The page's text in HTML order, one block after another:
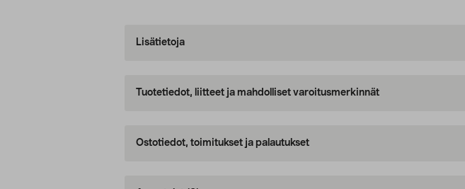
Lisätietoja
Tuotetiedot, liitteet ja mahdolliset varoitusmerkinnät
Ostotiedot, toimitukset ja palautukset